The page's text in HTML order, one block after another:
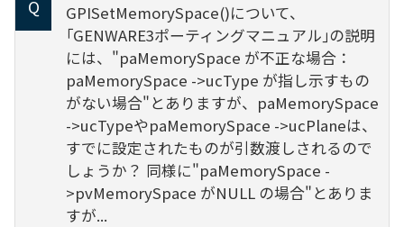
GPISetMemorySpace()について、
｢GENWARE3ポーティングマニュアル｣の説明
には、"paMemorySpace が不正な場合：
paMemorySpace ->ucType が指し示すもの
がない場合"とありますが、paMemorySpace
->ucTypeやpaMemorySpace ->ucPlaneは、
すでに設定されたものが引数渡しされるので
しょうか？ 同様に"paMemorySpace -
>pvMemorySpace がNULL の場合"とありま
すが...